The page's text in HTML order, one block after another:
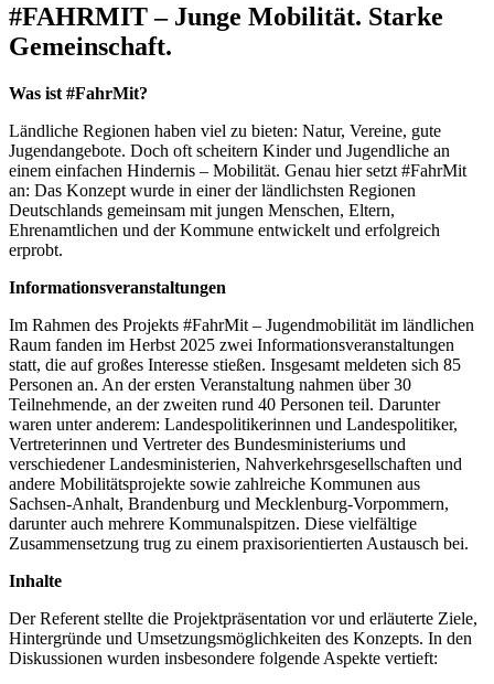
#FAHRMIT – Junge Mobilität. Starke
Gemeinschaft.
Was ist #FahrMit?
Ländliche Regionen haben viel zu bieten: Natur, Vereine, gute
Jugendangebote. Doch oft scheitern Kinder und Jugendliche an
einem einfachen Hindernis – Mobilität. Genau hier setzt #FahrMit
an: Das Konzept wurde in einer der ländlichsten Regionen
Deutschlands gemeinsam mit jungen Menschen, Eltern,
Ehrenamtlichen und der Kommune entwickelt und erfolgreich
erprobt.
Informationsveranstaltungen
Im Rahmen des Projekts #FahrMit – Jugendmobilität im ländlichen
Raum fanden im Herbst 2025 zwei Informationsveranstaltungen
statt, die auf großes Interesse stießen. Insgesamt meldeten sich 85
Personen an. An der ersten Veranstaltung nahmen über 30
Teilnehmende, an der zweiten rund 40 Personen teil. Darunter
waren unter anderem: Landespolitikerinnen und Landespolitiker,
Vertreterinnen und Vertreter des Bundesministeriums und
verschiedener Landesministerien, Nahverkehrsgesellschaften und
andere Mobilitätsprojekte sowie zahlreiche Kommunen aus
Sachsen-Anhalt, Brandenburg und Mecklenburg-Vorpommern,
darunter auch mehrere Kommunalspitzen. Diese vielfältige
Zusammensetzung trug zu einem praxisorientierten Austausch bei.
Inhalte
Der Referent stellte die Projektpräsentation vor und erläuterte Ziele,
Hintergründe und Umsetzungsmöglichkeiten des Konzepts. In den
Diskussionen wurden insbesondere folgende Aspekte vertieft: